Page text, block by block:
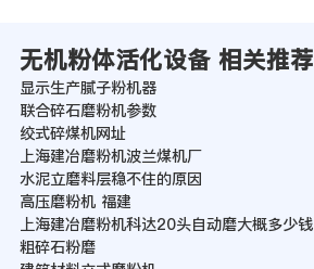
无机粉体活化设备 相关推荐
显示生产腻子粉机器
联合碎石磨粉机参数
绞式碎煤机网址
上海建冶磨粉机波兰煤机厂
水泥立磨料层稳不住的原因
高压磨粉机 福建
上海建冶磨粉机科达20头自动磨大概多少钱
粗碎石粉磨